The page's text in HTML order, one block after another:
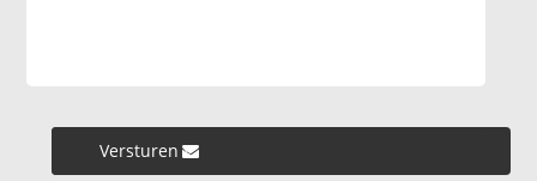
Versturen »